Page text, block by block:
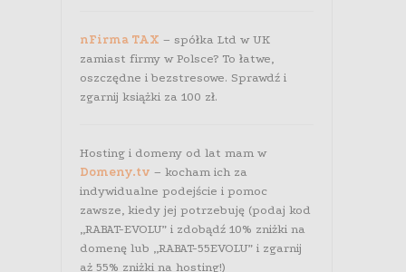
nFirma TAX – spółka Ltd w UK
zamiast firmy w Polsce? To łatwe,
oszczędne i bezstresowe. Sprawdź i
zgarnij książki za 100 zł.
Hosting i domeny od lat mam w
Domeny.tv – kocham ich za
indywidualne podejście i pomoc
zawsze, kiedy jej potrzebuję (podaj kod
„RABAT-EVOLU” i zdobądź 10% zniżki na
domenę lub „RABAT-55EVOLU” i zgarnij
aż 55% zniżki na hosting!)